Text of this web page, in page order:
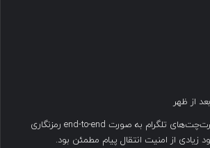
سلام، در حال حاضر سکرت‌چت‌های تلگرام به صورت end-to-end رمزنگاری
از امنیت انتقال پیام مطمئن بود.